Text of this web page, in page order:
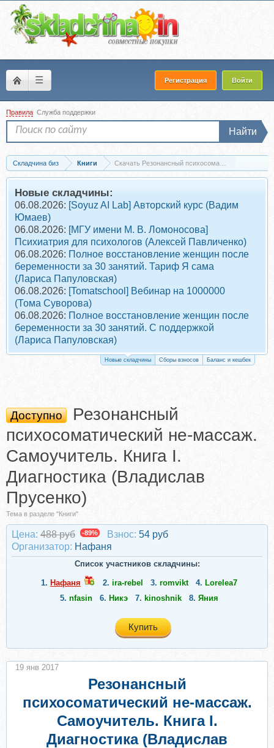
☰ Регистрация Войти
Правила Служба поддержки
Найти
Складчина биз Книги Скачать Резонансный психосоматический не-
Новые складчины:
06.08.2026: [Soyuz AI Lab] Авторский курс (Вадим
Юмаев)
06.08.2026: [МГУ имени М. В. Ломоносова]
Психиатрия для психологов (Алексей Павличенко)
06.08.2026: Полное восстановление женщин после
беременности за 30 занятий. Тариф Я сама
(Лариса Папуловская)
06.08.2026: [Tomatschool] Вебинар на 1000000
(Тома Суворова)
06.08.2026: Полное восстановление женщин после
беременности за 30 занятий. С поддержкой
(Лариса Папуловская)
Новые складчины Сборы взносов Баланс и кешбек
Доступно
Резонансный
психосоматический не-массаж.
Самоучитель. Книга I.
Диагностика (Владислав
Прусенко)
Тема в разделе "Книги"
Цена: 488 руб -89% Взнос: 54 руб
Организатор: Нафаня
Список участников складчины:
1. Нафаня 2. ira-rebel 3. romvikt 4. Lorelea7
5. nfasin 6. Никэ 7. kinoshnik 8. Яния
Купить
Резонансный
психосоматический не-массаж.
Самоучитель. Книга I.
Диагностика (Владислав
19 янв 2017